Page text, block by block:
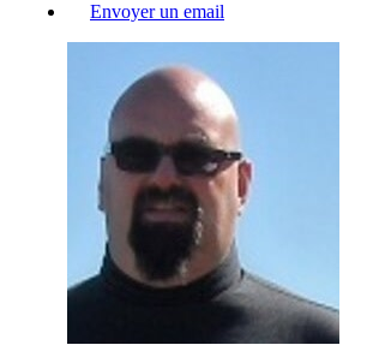
Envoyer un email